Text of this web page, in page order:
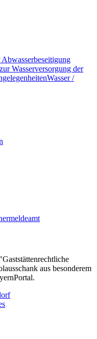
Wasserversorgung der
Wasser /
aus besonderem